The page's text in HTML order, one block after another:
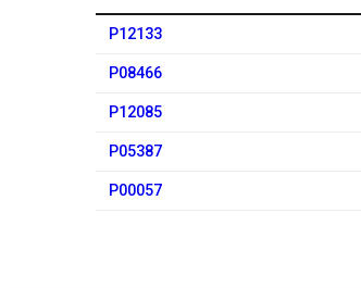
P12133
P08466
P12085
P05387
P00057